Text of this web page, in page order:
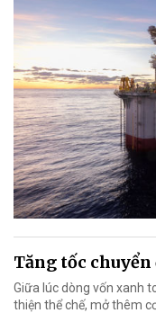
Tăng tốc
Giữa lúc dòng vốn xanh
thiện thể chế, mở thêm